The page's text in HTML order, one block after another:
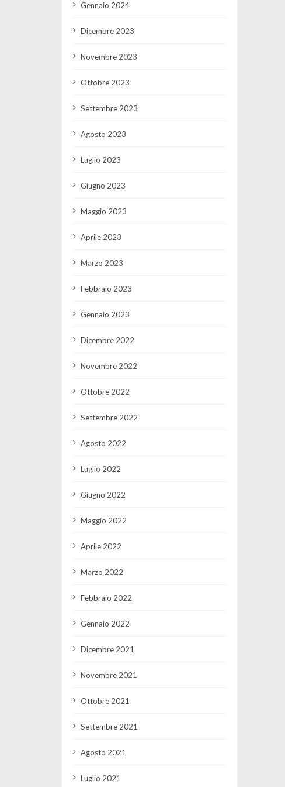
Gennaio 2024
Dicembre 2023
Novembre 2023
Ottobre 2023
Settembre 2023
Agosto 2023
Luglio 2023
Giugno 2023
Maggio 2023
Aprile 2023
Marzo 2023
Febbraio 2023
Gennaio 2023
Dicembre 2022
Novembre 2022
Ottobre 2022
Settembre 2022
Agosto 2022
Luglio 2022
Giugno 2022
Maggio 2022
Aprile 2022
Marzo 2022
Febbraio 2022
Gennaio 2022
Dicembre 2021
Novembre 2021
Ottobre 2021
Settembre 2021
Agosto 2021
Luglio 2021